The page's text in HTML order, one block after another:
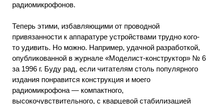
радиомикрофонов.
Теперь этими, избавляющими от проводной
привязанности к аппаратуре устройствами трудно кого-
то удивить. Но можно. Например, удачной разработкой,
опубликованной в журнале «Моделист-конструктор» № 6
за 1996 г. Буду рад, если читателям столь популярного
издания понравится конструкция и моего
радиомикрофона — компактного,
высокочувствительного, с кварцевой стабилизацией